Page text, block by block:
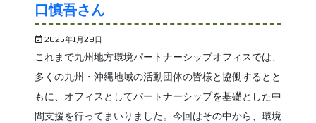
口慎吾さん
2025年1月29日
これまで九州地方環境パートナーシップオフィスでは、
多くの九州・沖縄地域の活動団体の皆様と協働するとと
もに、オフィスとしてパートナーシップを基礎とした中
間支援を行ってまいりました。今回はその中から、環境